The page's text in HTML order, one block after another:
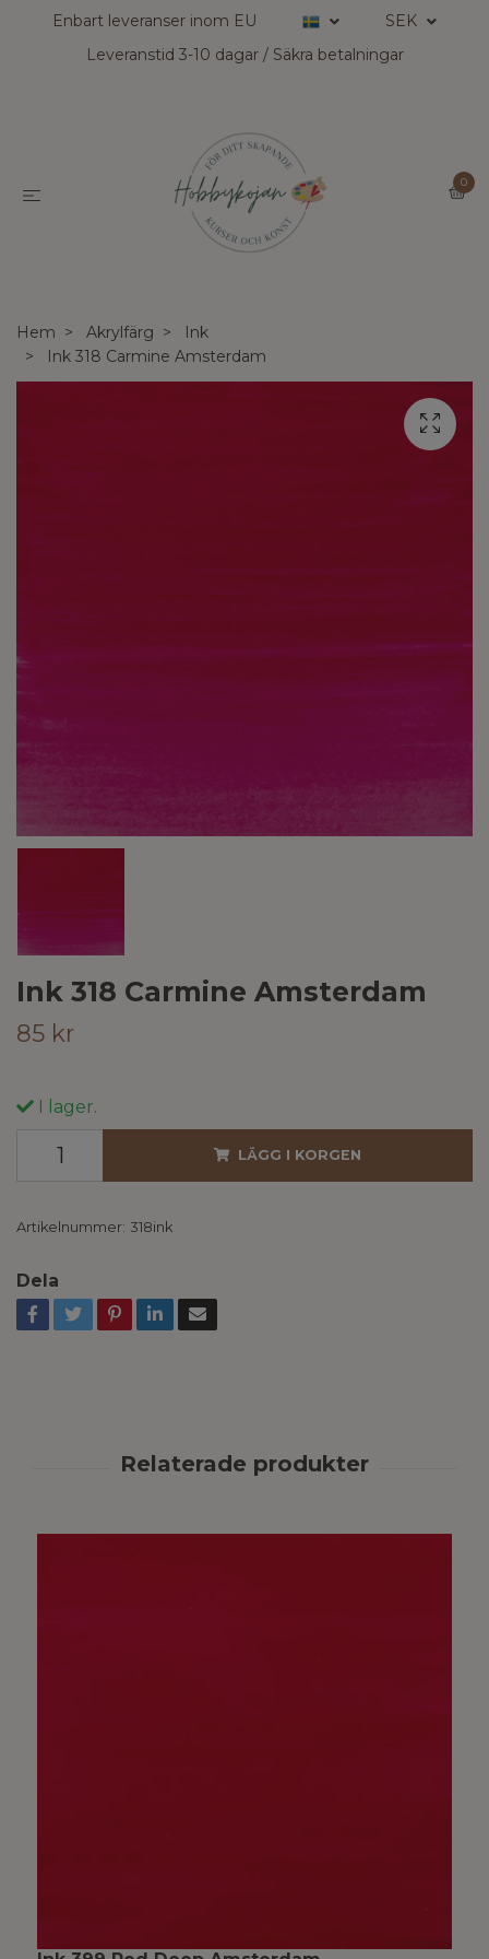
Enbart leveranser inom EU
SEK
Leveranstid 3-10 dagar / Säkra betalningar
0
Hem Akrylfärg
Ink
Ink 318 Carmine Amsterdam
Ink 318 Carmine Amsterdam
85 kr
I lager.
LÄGG I KORGEN
Artikelnummer: 318ink
Dela